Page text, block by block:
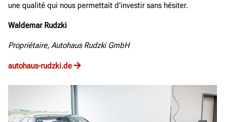
une qualité qui nous permettait d’investir sans hésiter.
Waldemar Rudzki
Propriétaire, Autohaus Rudzki GmbH
autohaus-rudzki.de